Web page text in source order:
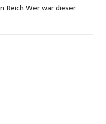
Reich Wer war dieser